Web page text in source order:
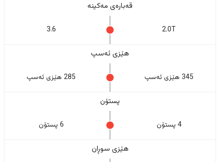
قەبارەی مەکینە
2.0T
3.6
هێزی ئەسپ
345 هێزی ئەسپ 285 هێزی ئەسپ
پستۆن
4 پستۆن 6 پستۆن
هێزی سوڕان